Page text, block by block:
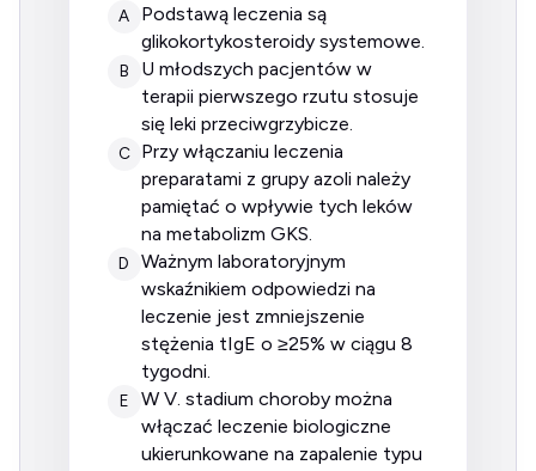
A
podstawą leczenia są
glikokortykosteroidy systemowe.
B
u młodszych pacjentów w
terapii pierwszego rzutu stosuje
się leki przeciwgrzybicze.
C
przy włączaniu leczenia
preparatami z grupy azoli należy
pamiętać o wpływie tych leków
na metabolizm GKS.
D
ważnym laboratoryjnym
wskaźnikiem odpowiedzi na
leczenie jest zmniejszenie
stężenia tIgE o ≥25% w ciągu 8
tygodni.
E
w V. stadium choroby można
włączać leczenie biologiczne
ukierunkowane na zapalenie typu